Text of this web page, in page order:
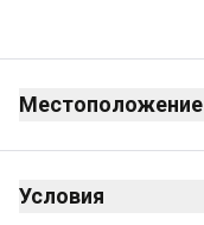
Местоположение
Условия